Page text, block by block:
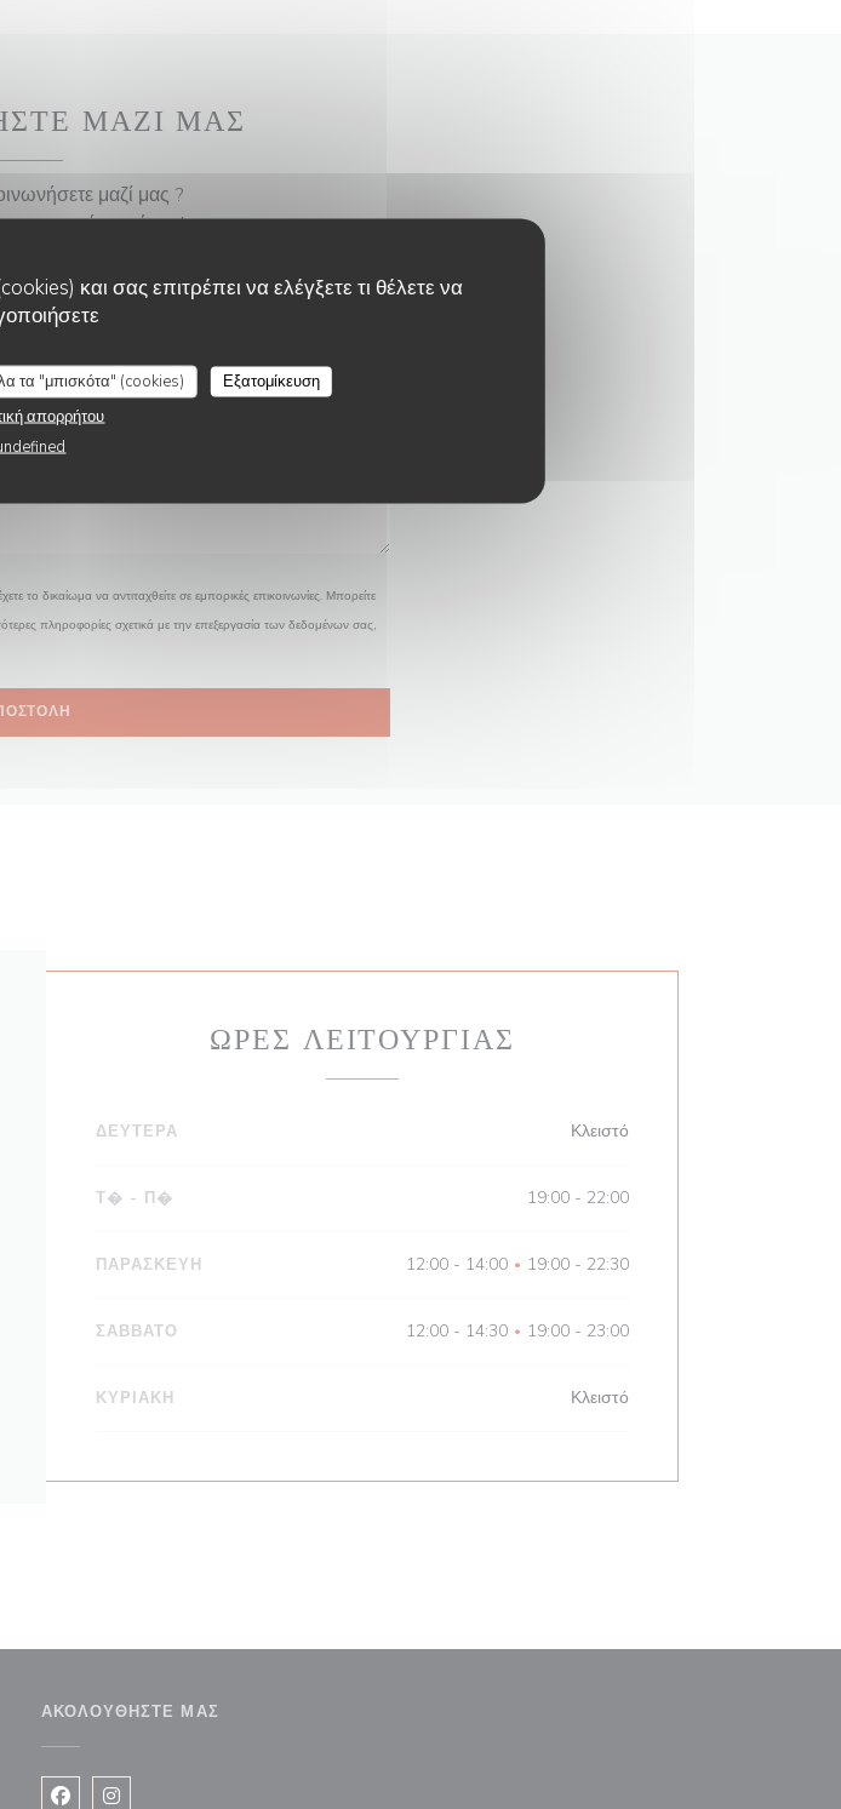
και σας επιτρέπει να ελέγξετε τι θέλετε να
τα "μπισκότα" (cookies)
Εξατομίκευση
απορρήτου
ΜΑΖΊ ΜΑΣ
μαζί μας ?
παρακάτω φόρμα!
δικαίωμα να αντιταχθείτε σε εμπορικές επικοινωνίες. Μπορείτε
πληροφορίες σχετικά με την επεξεργασία των δεδομένων σας,
ΏΡΕΣ ΛΕΙΤΟΥΡΓΊΑΣ
ΔΕΥΤΈΡΑ Κλειστό
Τ� - Π� 19:00 - 22:00
ΠΑΡΑΣΚΕΥΉ 12:00 - 14:00 • 19:00 - 22:30
ΣΆΒΒΑΤΟ 12:00 - 14:30 • 19:00 - 23:00
ΚΥΡΙΑΚΉ Κλειστό
ΑΚΟΛΟΥΘΉΣΤΕ ΜΑΣ